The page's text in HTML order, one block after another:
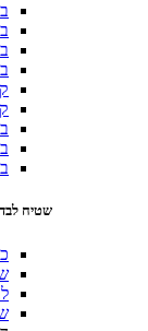
בד
בד
בד וואל
בד
קטיפה
קטיפה
בד
בד
בד סוויד
שטיח לבד
כל
שטיח
לבד
שטיח